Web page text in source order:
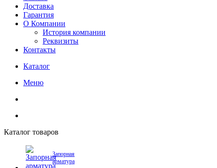
Доставка
Гарантия
О Компании
История компании
Реквизиты
Контакты
Каталог
Меню
Каталог товаров
Запорная
арматура